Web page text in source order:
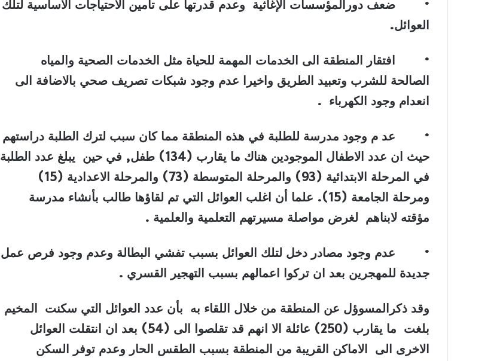
• ضعف دورالمؤسسات الإغاثية وعدم قدرتها على تامين الاحتياجات الأساسية لتلك
العوائل.
• افتقار المنطقة الى الخدمات المهمة للحياة مثل الخدمات الصحية والمياه
الصالحة للشرب وتعبيد الطريق واخيرا عدم وجود شبكات تصريف صحي بالاضافة الى
انعدام وجود الكهرباء .
• عد م وجود مدرسة للطلبة في هذه المنطقة مما كان سبب لترك الطلبة دراستهم
حيث ان عدد الاطفال الموجودين هناك ما يقارب (134) طفل, في حين يبلغ عدد الطلبة
في المرحلة الابتدائية (93) والمرحلة المتوسطة (73) والمرحلة الاعدادية (15)
ومرحلة الجامعة (15). علما أن اغلب العوائل التي تم لقاؤها طالب بأنشاء مدرسة
مؤقته لابناهم لغرض مواصلة مسيرتهم التعلمية والعلمية .
• عدم وجود مصادر دخل لتلك العوائل بسبب تفشي البطالة وعدم وجود فرص عمل
جديدة للمهجرين بعد ان تركوا اعمالهم بسبب التهجير القسري .
وقد ذكرالمسوؤل عن المنطقة من خلال اللقاء به بأن عدد العوائل التي سكنت المخيم
بلغت ما يقارب (250) عائلة الا انهم قد تقلصوا الى (54) بعد ان انتقلت العوائل
الاخرى الى الاماكن القريبة من المنطقة بسبب الطقس الحار وعدم توفر السكن